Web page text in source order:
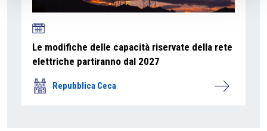
Le modifiche delle capacità riservate della rete
elettriche partiranno dal 2027
Repubblica Ceca